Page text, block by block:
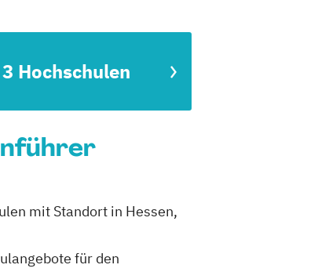
3 Hochschulen
mit Standort in Hessen,
für den